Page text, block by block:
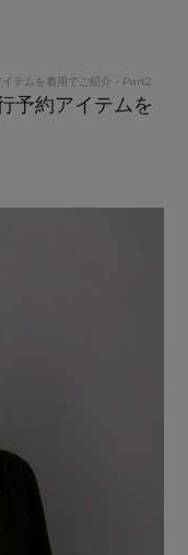
テムを着用でご紹介 - Part2
予約アイテムを